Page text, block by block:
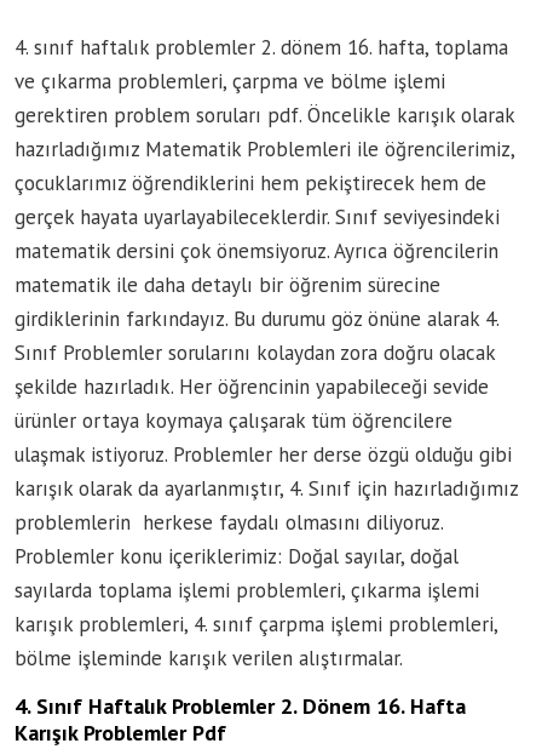
4. sınıf haftalık problemler 2. dönem 16. hafta, toplama
ve çıkarma problemleri, çarpma ve bölme işlemi
gerektiren problem soruları pdf. Öncelikle karışık olarak
hazırladığımız Matematik Problemleri ile öğrencilerimiz,
çocuklarımız öğrendiklerini hem pekiştirecek hem de
gerçek hayata uyarlayabileceklerdir. Sınıf seviyesindeki
matematik dersini çok önemsiyoruz. Ayrıca öğrencilerin
matematik ile daha detaylı bir öğrenim sürecine
girdiklerinin farkındayız. Bu durumu göz önüne alarak 4.
Sınıf Problemler sorularını kolaydan zora doğru olacak
şekilde hazırladık. Her öğrencinin yapabileceği sevide
ürünler ortaya koymaya çalışarak tüm öğrencilere
ulaşmak istiyoruz. Problemler her derse özgü olduğu gibi
karışık olarak da ayarlanmıştır, 4. Sınıf için hazırladığımız
problemlerin herkese faydalı olmasını diliyoruz.
Problemler konu içeriklerimiz: Doğal sayılar, doğal
sayılarda toplama işlemi problemleri, çıkarma işlemi
karışık problemleri, 4. sınıf çarpma işlemi problemleri,
bölme işleminde karışık verilen alıştırmalar.
4. Sınıf Haftalık Problemler 2. Dönem 16. Hafta
Karışık Problemler Pdf